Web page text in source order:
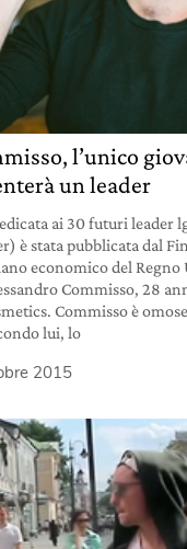
l’unico
un leader
ai 30 futuri leader
è stata pubblicata dal
economico del Regno
Commisso, 28
Commisso è
lui, lo
2015